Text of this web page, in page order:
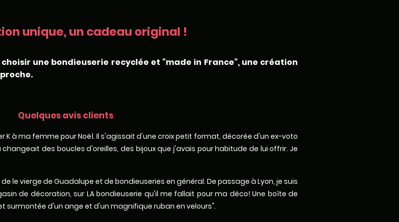
unique, un cadeau original !
une bondieuserie recyclée et "made in France", une création
Quelques avis clients
K à ma femme pour Noël. Il s'agissait d'une croix petit format, décorée d'un ex-voto
des boucles d'oreilles, des bijoux que j'avais pour habitude de lui offrir. Je
le vierge de Guadalupe et de bondieuseries en général. De passage à Lyon, je suis
de décoration, sur LA bondieuserie qu'il me fallait pour ma déco! Une boîte de
surmontée d'un ange et d'un magnifique ruban en velours".